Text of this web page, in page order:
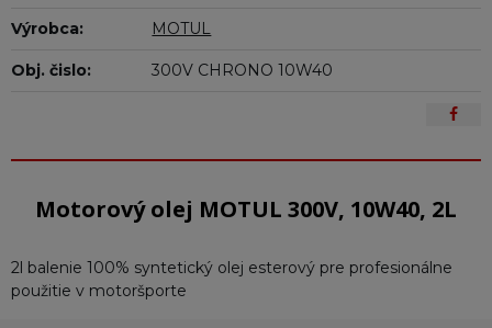
Výrobca: MOTUL
Obj. čislo: 300V CHRONO 10W40
Motorový olej MOTUL 300V, 10W40, 2L
2l balenie 100% syntetický olej esterový pre profesionálne
použitie v motoršporte